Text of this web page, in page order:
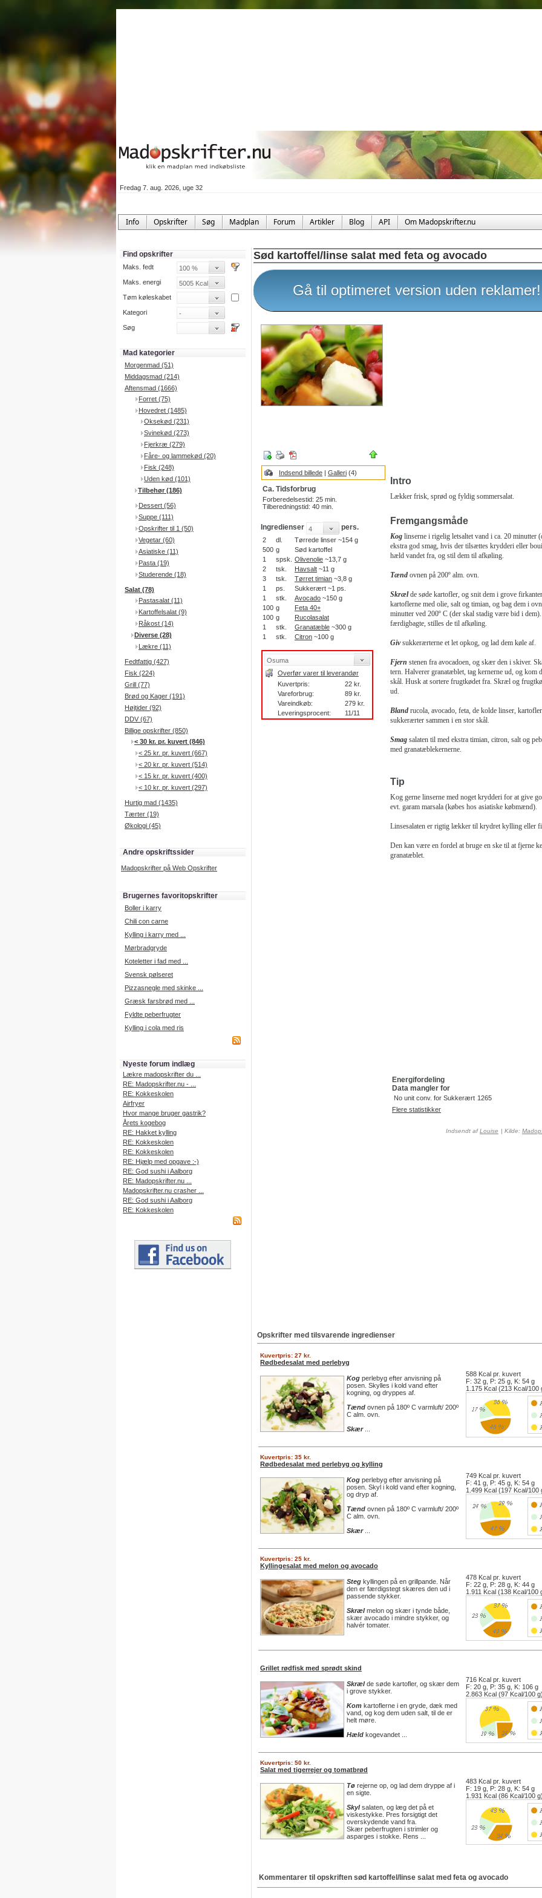
Fredag 7. aug. 2026, uge 32
Info Opskrifter Søg Madplan Forum Artikler Blog API Om Madopskrifter.nu
Find opskrifter
Maks. fedt
Maks. energi
Tøm køleskabet
Kategori
Søg
Mad kategorier
Morgenmad (51)
Middagsmad (214)
Aftensmad (1666)
Forret (75)
Hovedret (1485)
Oksekød (231)
Svinekød (273)
Fjerkræ (279)
Fåre- og lammekød (20)
Fisk (248)
Uden kød (101)
Tilbehør (186)
Dessert (56)
Suppe (111)
Opskrifter til 1 (50)
Vegetar (60)
Asiatiske (11)
Pasta (19)
Studerende (18)
Salat (78)
Pastasalat (11)
Kartoffelsalat (9)
Råkost (14)
Diverse (28)
Lækre (11)
Fedtfattig (427)
Fisk (224)
Grill (77)
Brød og Kager (191)
Højtider (92)
DDV (67)
Billige opskrifter (850)
< 30 kr. pr. kuvert (846)
< 25 kr. pr. kuvert (667)
< 20 kr. pr. kuvert (514)
< 15 kr. pr. kuvert (400)
< 10 kr. pr. kuvert (297)
Hurtig mad (1435)
Tærter (19)
Økologi (45)
Andre opskriftssider
Madopskrifter på Web Opskrifter
Brugernes favoritopskrifter
Boller i karry
Chili con carne
Kylling i karry med ...
Mørbradgryde
Koteletter i fad med ...
Svensk pølseret
Pizzasnegle med skinke ...
Græsk farsbrød med ...
Fyldte peberfrugter
Kylling i cola med ris
Nyeste forum indlæg
Lækre madopskrifter du ...
RE: Madopskrifter.nu - ...
RE: Kokkeskolen
Airfryer
Hvor mange bruger gastrik?
Årets kogebog
RE: Hakket kylling
RE: Kokkeskolen
RE: Kokkeskolen
RE: Hjælp med opgave :-)
RE: God sushi i Aalborg
RE: Madopskrifter.nu ...
Madopskrifter.nu crasher ...
RE: God sushi i Aalborg
RE: Kokkeskolen
Sød kartoffel/linse salat med feta og avocado
Gå til optimeret version uden reklamer!
Indsend billede | Galleri (4)
Ca. Tidsforbrug
Forberedelsestid: 25 min.
Tilberedningstid: 40 min.
Ingredienser pers.
2 dl.
Tørrede linser ~154 g
500 g
Sød kartoffel
1
spsk. Olivenolie ~13,7 g
2
tsk. Havsalt ~11 g
3
tsk. Tørret timian ~3,8 g
1
ps.
Sukkerært ~1 ps.
1
stk. Avocado ~150 g
100 g
Feta 40+
100 g
Rucolasalat
1
stk. Granatæble ~300 g
1
stk. Citron ~100 g
Overfør varer til leverandør
Kuvertpris:
22 kr.
Vareforbrug:
89 kr.
Vareindkøb:
279 kr.
Leveringsprocent:
11/11
Intro
Lækker frisk, sprød og fyldig sommersalat.
Fremgangsmåde
Kog linserne i rigelig letsaltet vand i ca. 20 minutter
ekstra god smag, hvis der tilsættes krydderi eller
hæld vandet fra, og stil dem til afkøling.
Tænd ovnen på 200º alm. ovn.
Skrælde søde kartofler, og snit dem i grove
kartoflerne med olie, salt og timian, og bag dem i
minutter ved 200º C (der skal stadig være bid i
færdigbagte, stilles de til afkøling.
Givsukkerærterne et let opkog, og lad dem køle af.
Fjern stenen fra avocadoen, og skær den i skiver.
tern. Halverer granatæblet, tag kernerne ud, og kom
skål. Husk at sortere frugtkødet fra. Skræl og
ud.
Bland rucola, avocado, feta, de kolde linser,
sukkerærter sammen i en stor skål.
Smag salaten til med ekstra timian, citron, salt og
med granatæblekernerne.
Tip
Kog gerne linserne med noget krydderi for at give
evt. garam marsala (købes hos asiatiske købmænd).
Linsesalaten er rigtig lækker til krydret kylling eller
Den kan være en fordel at bruge en ske til at fjerne
granatæblet.
Energifordeling
Data mangler for
No unit conv. for Sukkerært 1265
Flere statistikker
Indsendt afLouise | Kilde:
Opskrifter med tilsvarende ingredienser
Kuvertpris: 27 kr.
Rødbedesalat med perlebyg
Kog perlebyg efter anvisning på
posen. Skylles i kold vand efter
kogning, og dryppes af.
Tænd ovnen på 180º C varmluft/ 200º
C alm. ovn.
Skær...
588 Kcal pr. kuvert
F: 32 g, P: 25 g, K: 54 g
1.175 Kcal (213 Kcal/100
Kuvertpris: 35 kr.
Rødbedesalat med perlebyg og kylling
Kog perlebyg efter anvisning på
posen. Skyl i kold vand efter kogning,
og dryp af.
Tænd ovnen på 180º C varmluft/ 200º
C alm. ovn.
Skær...
749 Kcal pr. kuvert
F: 41 g, P: 45 g, K: 54 g
1.499 Kcal (197 Kcal/100
Kuvertpris: 25 kr.
Kyllingesalat med melon og avocado
Steg kyllingen på en grillpande. Når
den er færdigstegt skæres den ud i
passende stykker.
Skrælmelon og skær i tynde både,
skær avocado i mindre stykker, og
halvér tomater.
478 Kcal pr. kuvert
F: 22 g, P: 28 g, K: 44 g
1.911 Kcal (138 Kcal/100
Grillet rødfisk med sprødt skind
Skrælde søde kartofler, og skær dem
i grove stykker.
Kom kartoflerne i en gryde, dæk med
vand, og kog dem uden salt, til de er
helt møre.
Hæld kogevandet ...
716 Kcal pr. kuvert
F: 20 g, P: 35 g, K: 106 g
2.863 Kcal (97 Kcal/100 g)
Kuvertpris: 50 kr.
Salat med tigerrejer og tomatbrød
Tø rejerne op, og lad dem dryppe af i
en sigte.
Skylsalaten, og læg det på et
viskestykke. Pres forsigtigt det
overskydende vand fra.
Skær peberfrugten i strimler og
asparges i stokke. Rens ...
483 Kcal pr. kuvert
F: 19 g, P: 28 g, K: 54 g
1.931 Kcal (86 Kcal/100 g)
Kommentarer til opskriften sød kartoffel/linse salat med feta og avocado